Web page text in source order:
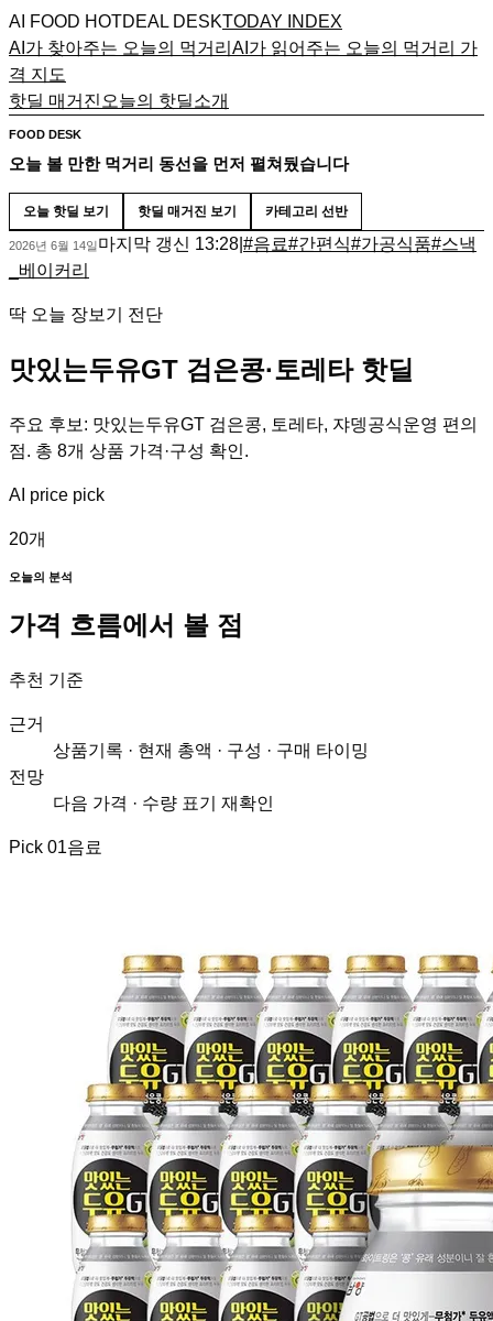
AI FOOD HOTDEAL DESKTODAY INDEX
AI가 찾아주는 오늘의 먹거리 AI가 읽어주는 오늘의 먹거리 가
격 지도
핫딜 매거진 오늘의 핫딜소개
FOOD DESK
오늘 볼 만한 먹거리 동선을 먼저 펼쳐뒀습니다
오늘 핫딜 보기 핫딜 매거진 보기 카테고리 선반
2026년 6월 14일 마지막 갱신 13:28 #음료#간편식#가공식품#스낵
_베이커리
딱 오늘 장보기 전단
맛있는두유GT 검은콩·토레타 핫딜
주요 후보: 맛있는두유GT 검은콩, 토레타, 쟈뎅공식운영 편의
점. 총 8개 상품 가격·구성 확인.
AI price pick
20개
오늘의 분석
가격 흐름에서 볼 점
추천 기준
근거
상품기록 · 현재 총액 · 구성 · 구매 타이밍
전망
다음 가격 · 수량 표기 재확인
Pick 01음료